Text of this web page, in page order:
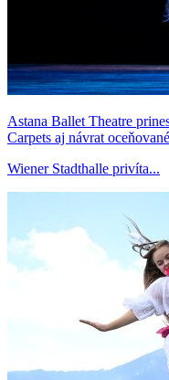
Astana Ballet Theatre
Carpets aj návrat
Wiener Stadthalle privíta...